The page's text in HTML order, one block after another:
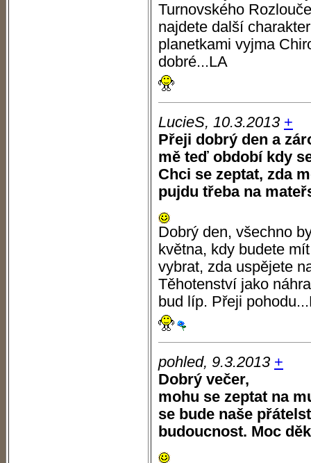
Turnovského
najdete další
planetkami vyjma
dobré...LA
LucieS, 10.3.2013 +
Přeji dobrý den a
mě teď období kdy
Chci se zeptat, zda
pujdu třeba na
Dobrý den, všechno
května, kdy budete
vybrat, zda uspějete
Těhotenství jako
bud líp. Přeji
pohled, 9.3.2013 +
Dobrý večer,
mohu se zeptat na
se bude naše
budoucnost. Moc